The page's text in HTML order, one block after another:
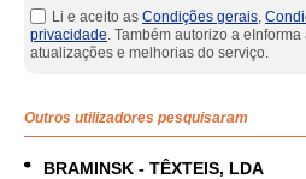
Li e aceito as Condições gerais,
privacidade. Também autorizo a
atualizações e melhorias do serviço.
Outros utilizadores pesquisaram
BRAMINSK - TÊXTEIS, LDA